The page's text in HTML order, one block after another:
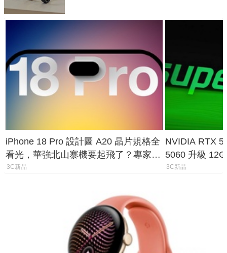
iPhone 18 Pro 設計圖 A20 晶片規格全
看光，華強北山寨機要起飛了？專家曝
山寨機無法復刻兩大關鍵
3C新品
NVIDIA RTX
5060 升級
次規格終於不
3C新品